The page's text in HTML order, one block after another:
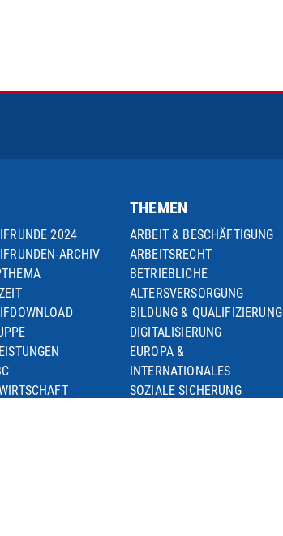
2024
ARCHIV
THEMEN
ARBEIT & BESCHÄFTIGUNG
ARBEITSRECHT
BETRIEBLICHE
ALTERSVERSORGUNG
BILDUNG & QUALIFIZIERUNG
DIGITALISIERUNG
EUROPA &
INTERNATIONALES
SOZIALE SICHERUNG